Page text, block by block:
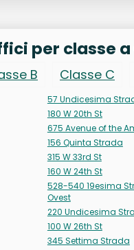
per classe
B Classe C
57 Undicesima
180 W 20th St
675 Avenue of the
156 Quinta Strada
315 W 33rd St
160 W 24th St
528-540 19esima
Ovest
220 Undicesima
100 W 26th St
345 Settima Strada